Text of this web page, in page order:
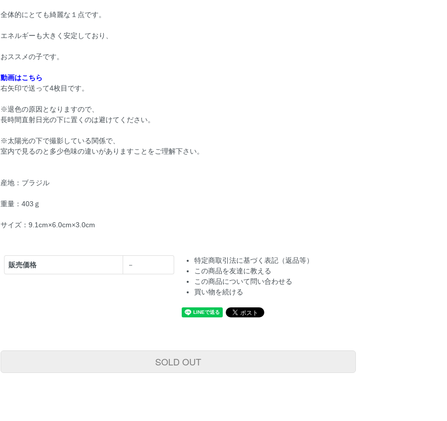
全体的にとても綺麗な１点です。
エネルギーも大きく安定しており、
おススメの子です。
動画はこちら
右矢印で送って4枚目です。
※退色の原因となりますので、
長時間直射日光の下に置くのは避けてください。
※太陽光の下で撮影している関係で、
室内で見るのと多少色味の違いがありますことをご理解下さい。
産地：ブラジル
重量：403ｇ
サイズ：9.1cm×6.0cm×3.0cm
販売価格 －
特定商取引法に基づく表記（返品等）
この商品を友達に教える
この商品について問い合わせる
買い物を続ける
SOLD OUT